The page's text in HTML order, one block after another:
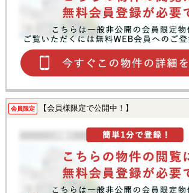
会員限定 【会員様限定で公開中！】